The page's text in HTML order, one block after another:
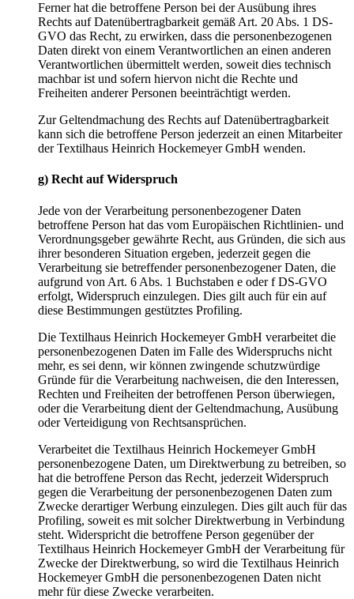
Ferner hat die betroffene Person bei der Ausübung ihres
Rechts auf Datenübertragbarkeit gemäß Art. 20 Abs. 1 DS-
GVO das Recht, zu erwirken, dass die personenbezogenen
Daten direkt von einem Verantwortlichen an einen anderen
Verantwortlichen übermittelt werden, soweit dies technisch
machbar ist und sofern hiervon nicht die Rechte und
Freiheiten anderer Personen beeinträchtigt werden.
Zur Geltendmachung des Rechts auf Datenübertragbarkeit
kann sich die betroffene Person jederzeit an einen Mitarbeiter
der Textilhaus Heinrich Hockemeyer GmbH wenden.
g) Recht auf Widerspruch
Jede von der Verarbeitung personenbezogener Daten
betroffene Person hat das vom Europäischen Richtlinien- und
Verordnungsgeber gewährte Recht, aus Gründen, die sich aus
ihrer besonderen Situation ergeben, jederzeit gegen die
Verarbeitung sie betreffender personenbezogener Daten, die
aufgrund von Art. 6 Abs. 1 Buchstaben e oder f DS-GVO
erfolgt, Widerspruch einzulegen. Dies gilt auch für ein auf
diese Bestimmungen gestütztes Profiling.
Die Textilhaus Heinrich Hockemeyer GmbH verarbeitet die
personenbezogenen Daten im Falle des Widerspruchs nicht
mehr, es sei denn, wir können zwingende schutzwürdige
Gründe für die Verarbeitung nachweisen, die den Interessen,
Rechten und Freiheiten der betroffenen Person überwiegen,
oder die Verarbeitung dient der Geltendmachung, Ausübung
oder Verteidigung von Rechtsansprüchen.
Verarbeitet die Textilhaus Heinrich Hockemeyer GmbH
personenbezogene Daten, um Direktwerbung zu betreiben, so
hat die betroffene Person das Recht, jederzeit Widerspruch
gegen die Verarbeitung der personenbezogenen Daten zum
Zwecke derartiger Werbung einzulegen. Dies gilt auch für das
Profiling, soweit es mit solcher Direktwerbung in Verbindung
steht. Widerspricht die betroffene Person gegenüber der
Textilhaus Heinrich Hockemeyer GmbH der Verarbeitung für
Zwecke der Direktwerbung, so wird die Textilhaus Heinrich
Hockemeyer GmbH die personenbezogenen Daten nicht
mehr für diese Zwecke verarbeiten.